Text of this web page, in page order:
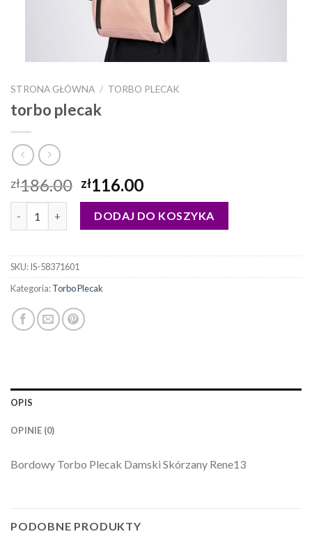
STRONA GŁÓWNA / TORBO PLECAK
torbo plecak
zł186.00 zł116.00
DODAJ DO KOSZYKA
SKU:IS-58371601
Kategoria:Torbo Plecak
OPIS
OPINIE (0)
Bordowy Torbo Plecak Damski Skórzany Rene13
PODOBNE PRODUKTY